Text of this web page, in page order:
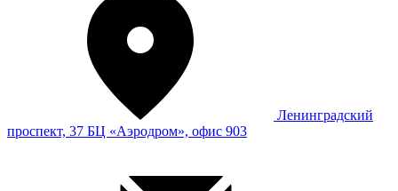
Ленинградский
проспект, 37 БЦ «Аэродром», офис 903